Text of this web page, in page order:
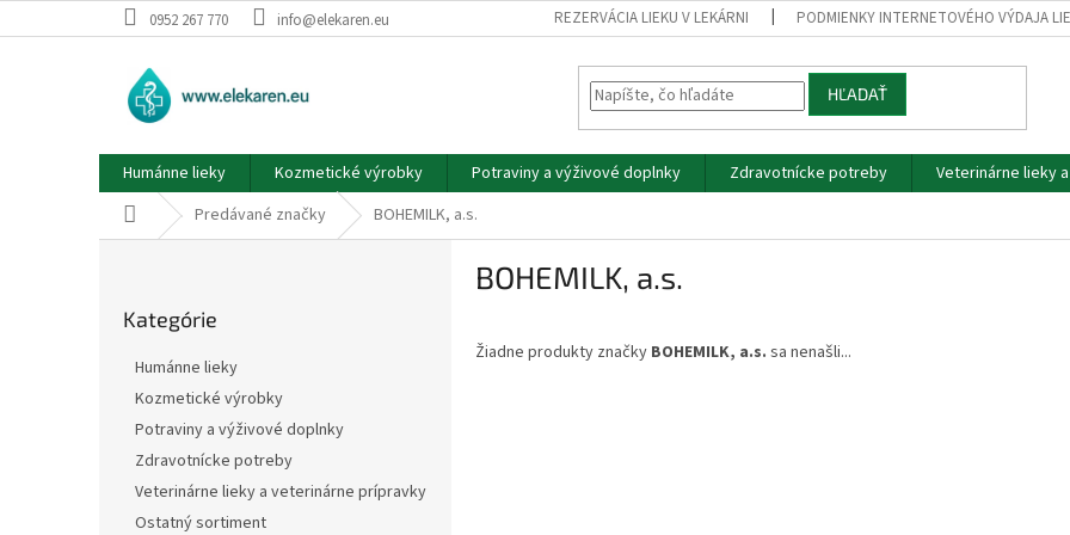
na
0952 267 770 info@elekaren.eu REZERVÁCIA LIEKU V LEKÁRNI PODMIENKY INTERNETOVÉHO VÝDAJA
HĽADAŤ
Humánne lieky Kozmetické výrobky Potraviny a výživové doplnky Zdravotnícke potreby Veterinárne lieky
DomovPredávané značky BOHEMILK, a.s.
kategórie
Kategórie
Humánne lieky
Kozmetické výrobky
Potraviny a výživové doplnky
Zdravotnícke potreby
Veterinárne lieky a veterinárne prípravky
Ostatný sortiment
BOHEMILK, a.s.
Žiadne produkty značky BOHEMILK, a.s. sa nenašli...